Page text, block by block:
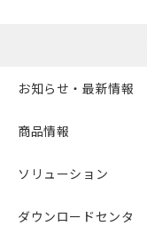
お知らせ・最新情報
商品情報
ソリューション
ダウンロードセンタ